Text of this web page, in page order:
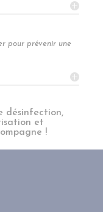
pour prévenir une
désinfection,
et
!